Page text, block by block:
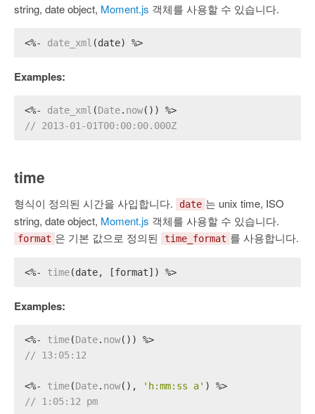
string, date object, Moment.js 객체를 사용할 수 있습니다.
<%- date_xml (date) %>
Examples:
<%- date_xml (Date. now()) %>
// 2013-01-01T00:00:00.000Z
time
형식이 정의된 시간을 사입합니다. date 는 unix time, ISO
string, date object, Moment.js 객체를 사용할 수 있습니다.
format 은 기본 값으로 정의된 time_format 를 사용합니다.
<%- time(date, [format]) %>
Examples:
<%- time(Date. now()) %>
// 13:05:12
<%- time(Date. now(), 'h:mm:ss a' ) %>
// 1:05:12 pm